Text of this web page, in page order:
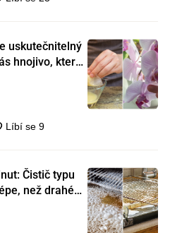
uskutečnitelný
hnojivo, které
Čistič typu
než drahé